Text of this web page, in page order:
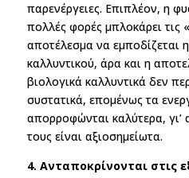
παρενέργειες. Επιπλέον, η
πολλές φορές μπλοκάρει τις
αποτέλεσμα να εμποδίζεται
καλλυντικού, άρα και η
βιολογικά καλλυντικά δεν
συστατικά, επομένως τα
απορροφώνται καλύτερα,
τους είναι αξιοσημείωτα.
4. Ανταποκρίνονται στις